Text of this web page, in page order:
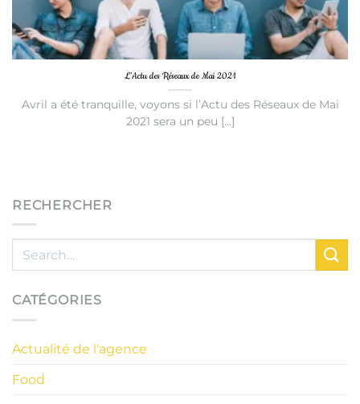
L’Actu des Réseaux de Mai 2021
Avril a été tranquille, voyons si l’Actu des Réseaux de Mai
2021 sera un peu [...]
RECHERCHER
CATÉGORIES
Actualité de l'agence
Food